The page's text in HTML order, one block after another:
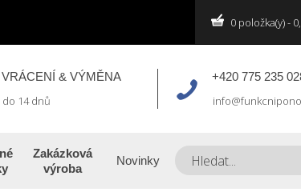
0 položka(y) -
VRÁCENÍ & VÝMĚNA
do 14 dnů
+420 775 235
Zakázková
výroba
Novinky